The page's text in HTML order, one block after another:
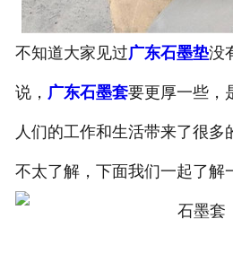
不知道大家见过广东石墨垫没
说， 广东石墨套要更厚一些，
人们的工作和生活带来了很多
不太了解，下面我们一起了解